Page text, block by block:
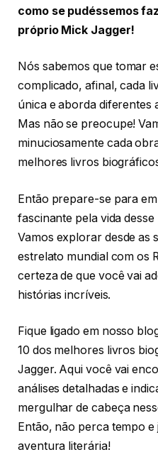
como se pudéssemos
próprio Mick Jagger!
Nós sabemos que tomar
complicado, afinal, cada
única e aborda diferentes
Mas não se preocupe!
minuciosamente cada
melhores livros
Então prepare-se para
fascinante pela vida desse
Vamos explorar desde as
estrelato mundial com os
certeza de que você vai
histórias incríveis.
Fique ligado em nosso
10 dos melhores livros
Jagger. Aqui você vai
análises detalhadas e
mergulhar de cabeça
Então, não perca tempo
aventura literária!